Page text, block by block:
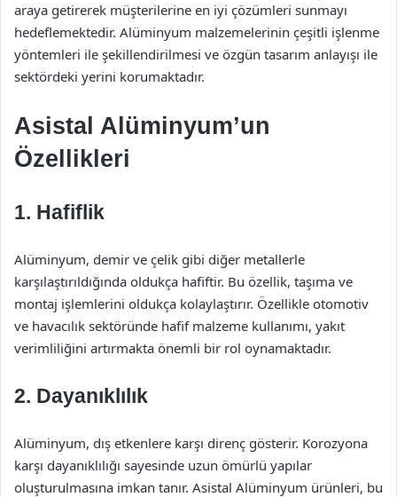
araya getirerek müşterilerine en iyi çözümleri sunmayı
hedeflemektedir. Alüminyum malzemelerinin çeşitli işlenme
yöntemleri ile şekillendirilmesi ve özgün tasarım anlayışı ile
sektördeki yerini korumaktadır.
Asistal Alüminyum’un
Özellikleri
1. Hafiflik
Alüminyum, demir ve çelik gibi diğer metallerle
karşılaştırıldığında oldukça hafiftir. Bu özellik, taşıma ve
montaj işlemlerini oldukça kolaylaştırır. Özellikle otomotiv
ve havacılık sektöründe hafif malzeme kullanımı, yakıt
verimliliğini artırmakta önemli bir rol oynamaktadır.
2. Dayanıklılık
Alüminyum, dış etkenlere karşı direnç gösterir. Korozyona
karşı dayanıklılığı sayesinde uzun ömürlü yapılar
oluşturulmasına imkan tanır. Asistal Alüminyum ürünleri, bu